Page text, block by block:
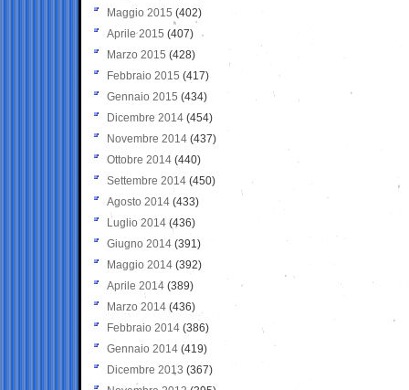
Maggio 2015 (402)
Aprile 2015 (407)
Marzo 2015 (428)
Febbraio 2015 (417)
Gennaio 2015 (434)
Dicembre 2014 (454)
Novembre 2014 (437)
Ottobre 2014 (440)
Settembre 2014 (450)
Agosto 2014 (433)
Luglio 2014 (436)
Giugno 2014 (391)
Maggio 2014 (392)
Aprile 2014 (389)
Marzo 2014 (436)
Febbraio 2014 (386)
Gennaio 2014 (419)
Dicembre 2013 (367)